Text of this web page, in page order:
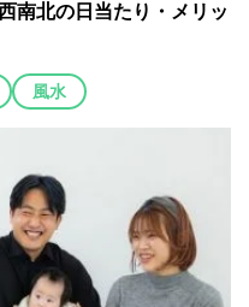
南北の日当たり・メリッ
風水